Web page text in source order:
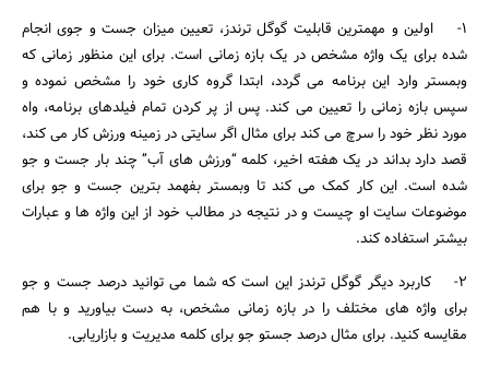
جستجو
۱- اولین و مهمترین قابلیت گوگل ترندز، تعیین میزان جست و جوی انجام
شده برای یک واژه مشخص در یک بازه زمانی است. برای این منظور زمانی که
وبمستر وارد این برنامه می گردد، ابتدا گروه کاری خود را مشخص نموده و
سپس بازه زمانی را تعیین می کند. پس از پر کردن تمام فیلدهای برنامه، واه
مورد نظر خود را سرچ می کند برای مثال اگر سایتی در زمینه ورزش کار می کند،
قصد دارد بداند در یک هفته اخیر، کلمه “ورزش های آب” چند بار جست و جو
شده است. این کار کمک می کند تا وبمستر بفهمد بترین جست و جو برای
موضوعات سایت او چیست و در نتیجه در مطالب خود از این واژه ها و عبارات
بیشتر استفاده کند.
۲- کاربرد دیگر گوگل ترندز این است که شما می توانید درصد جست و جو
برای واژه های مختلف را در بازه زمانی مشخص، به دست بیاورید و با هم
مقایسه کنید. برای مثال درصد جستو جو برای کلمه مدیریت و بازاریابی.